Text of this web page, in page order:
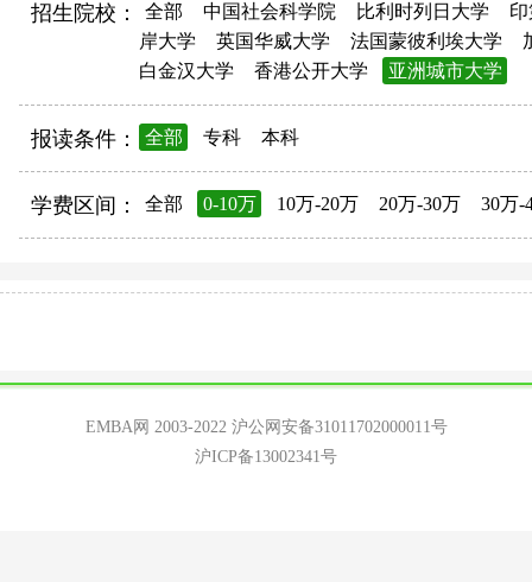
招生院校： 全部 中国社会科学院 比利时列日大学
岸大学
英国华威大学 法国蒙彼利埃大学
白金汉大学
香港公开大学 亚洲城市大学
报读条件： 全部 专科 本科
学费区间： 全部 0-10万 10万-20万 20万-30万 30万-
EMBA网 2003-2022 沪公网安备31011702000011号
沪ICP备13002341号